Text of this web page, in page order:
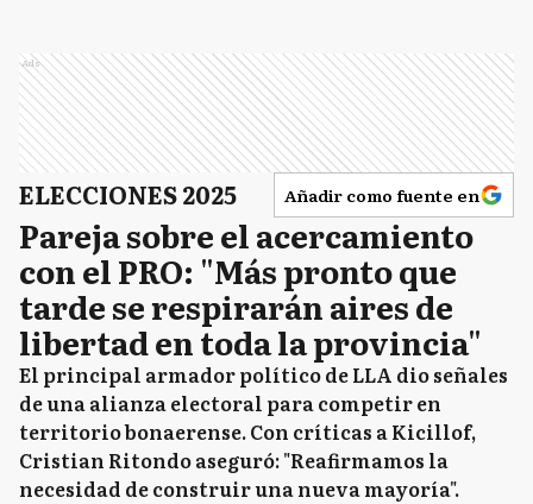
Ads
ELECCIONES 2025 Añadir como fuente en
Pareja sobre el acercamiento
con el PRO: "Más pronto que
tarde se respirarán aires de
libertad en toda la provincia"
El principal armador político de LLA dio señales
de una alianza electoral para competir en
territorio bonaerense. Con críticas a Kicillof,
Cristian Ritondo aseguró: "Reafirmamos la
necesidad de construir una nueva mayoría".